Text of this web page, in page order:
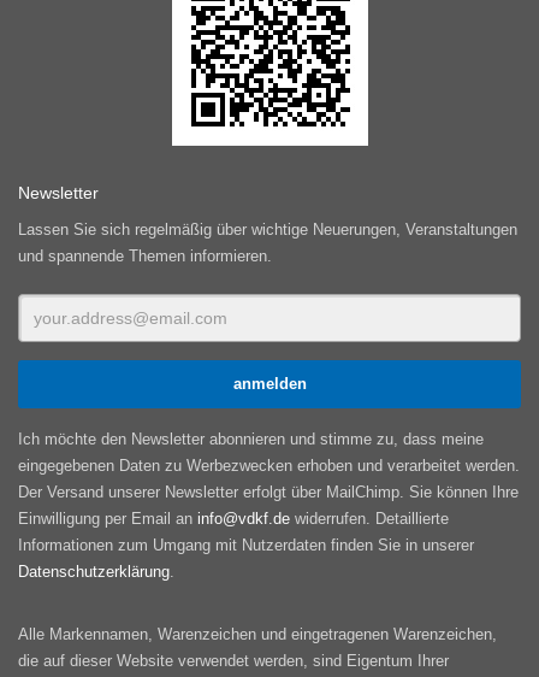
Newsletter
Lassen Sie sich regelmäßig über wichtige Neuerungen, Veranstaltungen
und spannende Themen informieren.
Ich möchte den Newsletter abonnieren und stimme zu, dass meine
eingegebenen Daten zu Werbezwecken erhoben und verarbeitet werden.
Der Versand unserer Newsletter erfolgt über MailChimp. Sie können Ihre
Einwilligung per Email an info@vdkf.de widerrufen. Detaillierte
Informationen zum Umgang mit Nutzerdaten finden Sie in unserer
Datenschutzerklärung
Alle Markennamen, Warenzeichen und eingetragenen Warenzeichen,
die auf dieser Website verwendet werden, sind Eigentum Ihrer